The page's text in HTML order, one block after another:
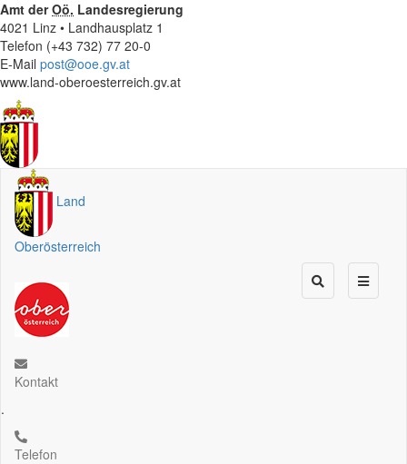
Amt derOö. Landesregierung
4021 Linz • Landhausplatz 1
Telefon (+43 732) 77 20-0
E-Mail post@ooe.gv.at
www.land-oberoesterreich.gv.at
Land
Oberösterreich
Kontakt
.
Telefon